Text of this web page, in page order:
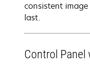
consistent
last.
Control Panel